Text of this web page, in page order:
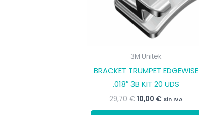
3M Unitek
BRACKET TRUMPET EDGEWISE
.018″ 3B KIT 20 UDS
29,70€El
10,00 €ElSin IVA